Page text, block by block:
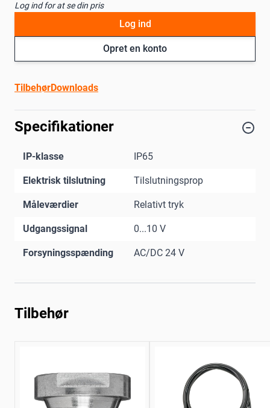
Log ind for at se din pris
Opret en konto
Log ind
TilbehørDownloads
Specifikationer
IP-klasse IP65
Elektrisk tilslutning Tilslutningsprop
Måleværdier Relativt tryk
Udgangssignal 0...10 V
Forsyningsspænding AC/DC 24 V
Tilbehør